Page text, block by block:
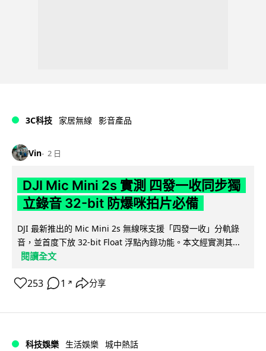
3C科技 家居無線 影音產品
Vin 2 日
DJI Mic Mini 2s 實測 四發一收同步獨
立錄音 32-bit 防爆咪拍片必備
DJI 最新推出的 Mic Mini 2s 無線咪支援「四發一收」分軌錄
音，並首度下放 32-bit Float 浮點內錄功能。本文經實測其...
閱讀全文
253 1 ↗ 分享
科技娛樂 生活娛樂 城中熱話